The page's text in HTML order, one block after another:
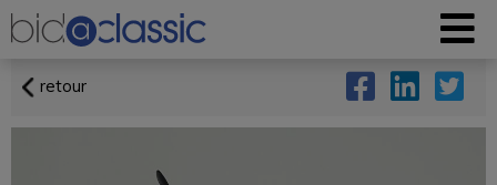
retour